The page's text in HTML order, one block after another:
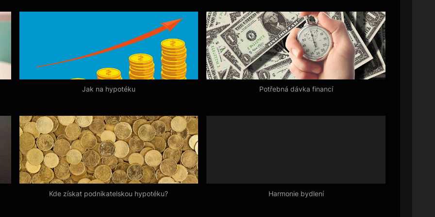
o
s
t
:
Jak na hypotéku Potřebná dávka financí
Kde získat podnikatelskou hypotéku? Harmonie bydlení